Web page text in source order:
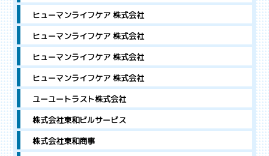
ヒューマンライフケア 株式会社
ヒューマンライフケア 株式会社
ヒューマンライフケア 株式会社
ヒューマンライフケア 株式会社
ユーユートラスト株式会社
株式会社東和ビルサービス
株式会社東和商事